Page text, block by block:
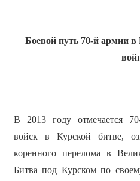
Боевой путь 70-й армии в
В 2013 году отмечается
войск в Курской битве,
коренного перелома в
Битва под Курском по